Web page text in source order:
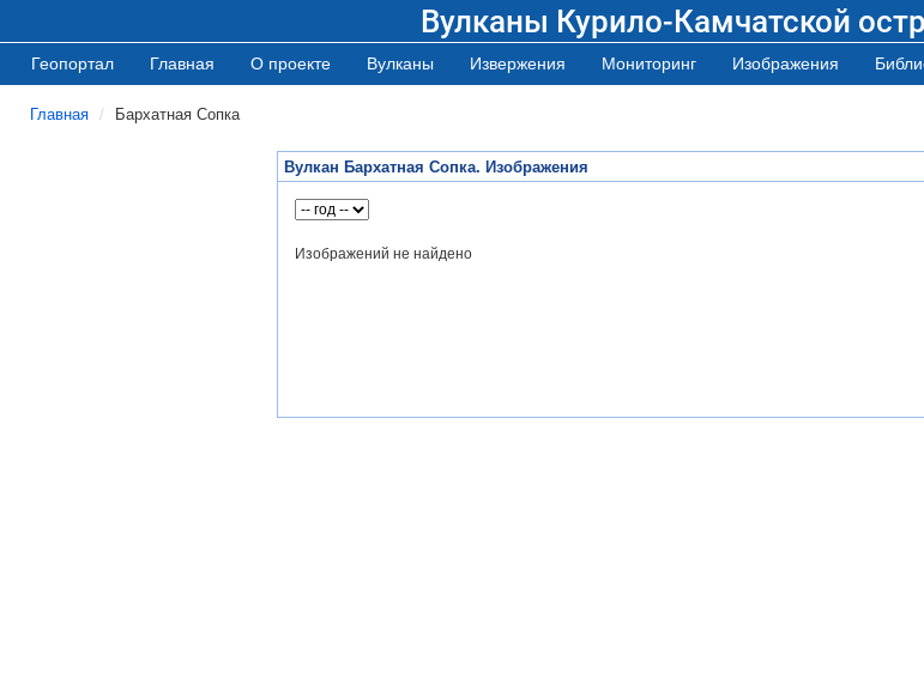
Вулканы Курило-Камчатской
Геопортал Главная О проекте Вулканы Извержения Мониторинг Изображения
Главная Бархатная Сопка
Вулкан Бархатная Сопка. Изображения
Изображений не найдено